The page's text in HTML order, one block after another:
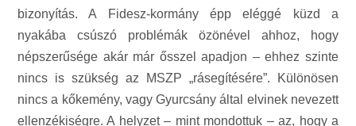
bizonyítás. A Fidesz-kormány épp eléggé küzd a
nyakába csúszó problémák özönével ahhoz, hogy
népszerűsége akár már ősszel apadjon – ehhez szinte
nincs is szükség az MSZP „rásegítésére”. Különösen
nincs a kőkemény, vagy Gyurcsány által elvinek nevezett
ellenzékiségre. A helyzet – mint mondottuk – az, hogy a